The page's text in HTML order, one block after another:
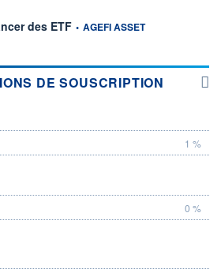
des ETFinformation fournie par
• AGEFI ASSET
DE SOUSCRIPTION
1 %
0 %